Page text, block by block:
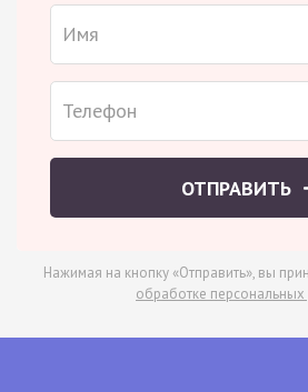
ОТПРАВИТЬ
Нажимая на кнопку «Отправить», вы
обработке